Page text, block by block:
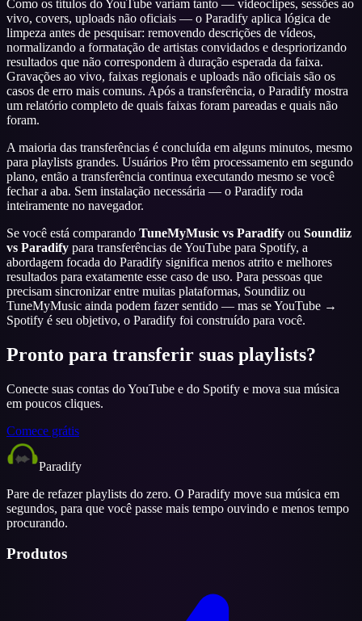
Como os títulos do YouTube variam tanto — videoclipes, sessões ao
vivo, covers, uploads não oficiais — o Paradify aplica lógica de
limpeza antes de pesquisar: removendo descrições de vídeos,
normalizando a formatação de artistas convidados e despriorizando
resultados que não correspondem à duração esperada da faixa.
Gravações ao vivo, faixas regionais e uploads não oficiais são os
casos de erro mais comuns. Após a transferência, o Paradify mostra
um relatório completo de quais faixas foram pareadas e quais não
foram.
A maioria das transferências é concluída em alguns minutos, mesmo
para playlists grandes. Usuários Pro têm processamento em segundo
plano, então a transferência continua executando mesmo se você
fechar a aba. Sem instalação necessária — o Paradify roda
inteiramente no navegador.
Se você está comparando TuneMyMusic vs Paradify ou Soundiiz
vs Paradify para transferências de YouTube para Spotify, a
abordagem focada do Paradify significa menos atrito e melhores
resultados para exatamente esse caso de uso. Para pessoas que
precisam sincronizar entre muitas plataformas, Soundiiz ou
TuneMyMusic ainda podem fazer sentido — mas se YouTube →
Spotify é seu objetivo, o Paradify foi construído para você.
Pronto para transferir suas playlists?
Conecte suas contas do YouTube e do Spotify e mova sua música
em poucos cliques.
Comece grátis
Paradify
Pare de refazer playlists do zero. O Paradify move sua música em
segundos, para que você passe mais tempo ouvindo e menos tempo
procurando.
Produtos